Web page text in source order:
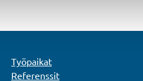
Työpaikat
Referenssit